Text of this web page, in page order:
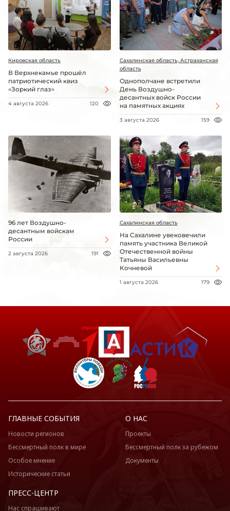
Кировская область
В Верхнекамье прошёл
патриотический квиз
«Зоркий глаз»
4 августа 2026 120
Сахалинская область, Астраханская
область
Однополчане встретили
День Воздушно-
десантных войск России
на памятных акциях
3 августа 2026 159
96 лет Воздушно-
десантным войскам
России
2 августа 2026 191
Сахалинская область
На Сахалине увековечили
память участника Великой
Отечественной войны
Татьяны Васильевны
Кочневой
1 августа 2026 179
ГЛАВНЫЕ СОБЫТИЯ
Новости регионов
Бессмертный полк в мире
Особое мнение
Исторические статьи
О НАС
Проекты
Бессмертный полк за рубежом
Документы
ПРЕСС-ЦЕНТР
Нас спрашивают